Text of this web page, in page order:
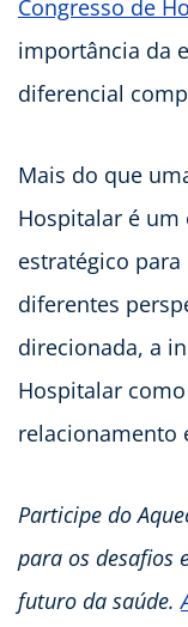
Congresso de
importância da
diferencial
Mais do que
Hospitalar é um
estratégico
diferentes
direcionada, a
Hospitalar
relacionamento
Participe do
para os desafios
futuro da saúde.